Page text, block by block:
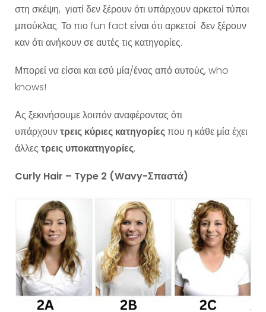
στη σκέψη, γιατί δεν ξέρουν ότι υπάρχουν αρκετοί τύποι
μπούκλας. Το πιο fun fact είναι ότι αρκετοί δεν ξέρουν
καν ότι ανήκουν σε αυτές τις κατηγορίες.
Μπορεί να είσαι και εσύ μία/ένας από αυτούς, who
knows!
Ας ξεκινήσουμε λοιπόν αναφέροντας ότι
υπάρχουντρεις κύριες κατηγορίεςπου η κάθε μία έχει
άλλες τρεις υποκατηγορίες.
Curly Hair – Type 2 (Wavy-Σπαστά)